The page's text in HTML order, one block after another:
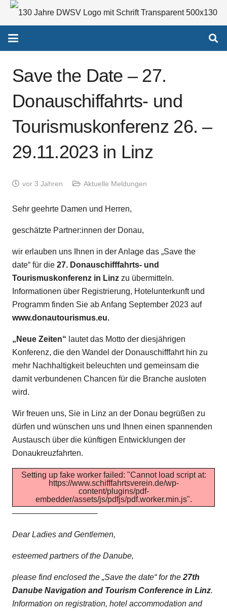
Save the Date – 27.
Donauschiffahrts- und
Tourismuskonferenz 26. –
29.11.2023 in Linz
vor 3 Jahren Aktuelle Meldungen
Sehr geehrte Damen und Herren,
geschätzte Partner:innen der Donau,
wir erlauben uns Ihnen in der Anlage das „Save the
date“ für die 27. Donauschifffahrts- und
Tourismuskonferenz in Linz zu übermitteln.
Informationen über Registrierung, Hotelunterkunft und
Programm finden Sie ab Anfang September 2023 auf
www.donautourismus.eu.
„Neue Zeiten“ lautet das Motto der diesjährigen
Konferenz, die den Wandel der Donauschifffahrt hin zu
mehr Nachhaltigkeit beleuchten und gemeinsam die
damit verbundenen Chancen für die Branche ausloten
wird.
Wir freuen uns, Sie in Linz an der Donau begrüßen zu
dürfen und wünschen uns und Ihnen einen spannenden
Austausch über die künftigen Entwicklungen der
Donaukreuzfahrten.
Setting up fake worker failed: "Cannot load script at:
https://www.schifffahrtsverein.de/wp-
content/plugins/pdf-
embedder/assets/js/pdfjs/pdf.worker.min.js".
——————————–
Dear Ladies and Gentlemen,
esteemed partners of the Danube,
please find enclosed the „Save the date“ for the 27th
Danube Navigation and Tourism Conference in Linz.
Information on registration, hotel accommodation and